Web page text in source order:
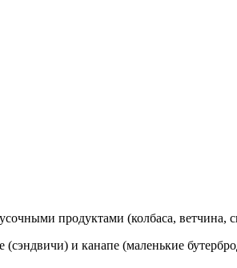
продуктами (колбаса, ветчина,
и канапе (маленькие